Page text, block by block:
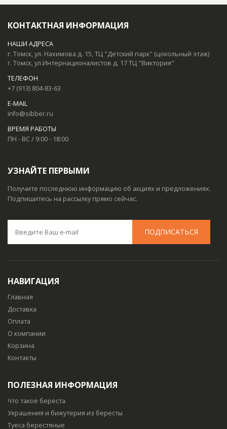
КОНТАКТНАЯ ИНФОРМАЦИЯ
НАШИ АДРЕСА
г. Томск, ул. Нахимова д. 15, ТЦ "Детский парк" (цокольный этаж)
г. Томск, ул.Интернационалистов д. 17 ТЦ "Виктория"
ТЕЛЕФОН
+7 (913) 804-83-63
E-MAIL
info@sibber.ru
ВРЕМЯ РАБОТЫ
ПН - ВС / 9:00 - 18:00
УЗНАЙТЕ ПЕРВЫМИ
Получите последнюю информацию об акциях и предложениях.
Подпишитесь на рассылку прямо сейчас.
НАВИГАЦИЯ
Главная
Доставка
Оплата
О компании
Корзина
Контакты
ПОЛЕЗНАЯ ИНФОРМАЦИЯ
Что такое береста
Украшения и бижутерия из бересты
Туеса берестяные